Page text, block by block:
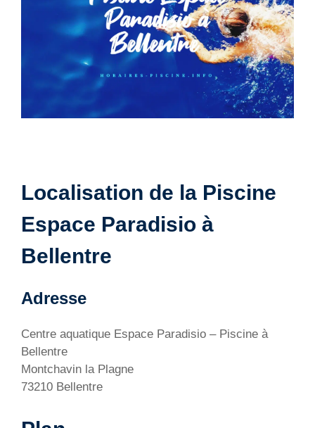
Localisation de la Piscine
Espace Paradisio à
Bellentre
Adresse
Centre aquatique Espace Paradisio – Piscine à
Bellentre
Montchavin la Plagne
73210 Bellentre